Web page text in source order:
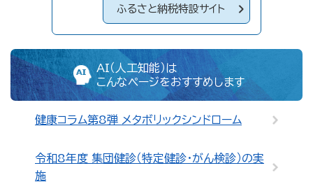
ふるさと納税特設サイト
AI（人工知能）は
こんなページをおすすめします
健康コラム第8弾 メタボリックシンドローム
令和8年度 集団健診（特定健診・がん検診）の実
施